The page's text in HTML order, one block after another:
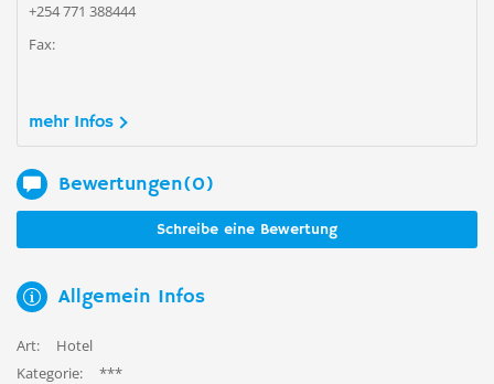
+254 771 388444
Fax:
mehr Infos
Bewertungen(0)
Schreibe eine Bewertung
Allgemein Infos
Art:
Hotel
Kategorie:
***